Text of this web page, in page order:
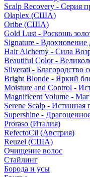
Scalp Recovery - Серия
Olaplex (США)
Oribe (США)
Gold Lust - Роскошь
Signature - Вдохновение
Hair Alchemy - Сила
Beautiful Color -
Silverati - Благородство
Bright Blonde - Яркий
Moisture and Control -
Magnificent Volume -
Serene Scalp - Истинная
Supershine -
Proraso (Италия)
RefectoCil (Австрия)
Reuzel (США)
Очищение волос
Стайлинг
Борода и усы